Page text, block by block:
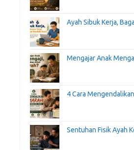
Ayah Sibuk Kerja,
Mengajar Anak
4 Cara
Sentuhan Fisik Ayah